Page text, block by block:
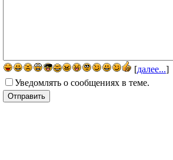
[далее...]
Уведомлять о сообщениях в теме.